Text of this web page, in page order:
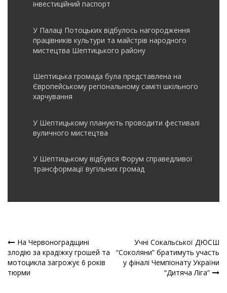
інвеcтиційний паспорт
У Палаці Потоцьких відбулось нагородження
працівників культури та майстрів народного
мистецтва Шептицького району
Шептицька громада була представлена на
Європейському регіональному саміті шкільного
харчування
У Шептицькому планують проводити фестивалі
вуличного мистецтва
У Шептицькому відбувся Форум справедливої
трансформації вугільних громад
Навігація
записів
На Червоноградщині
злодію за крадіжку грошей та
мотоцикла загрожує 6 років
тюрми
Учні Сокальської ДЮСШ
“Соколяни” братимуть участь
у фіналі Чемпіонату України
“Дитяча Ліга”